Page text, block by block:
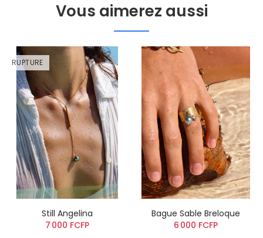
Vous aimerez aussi
RUPTURE
Still Angelina
7 000 FCFP
Bague Sable Breloque
6 000 FCFP